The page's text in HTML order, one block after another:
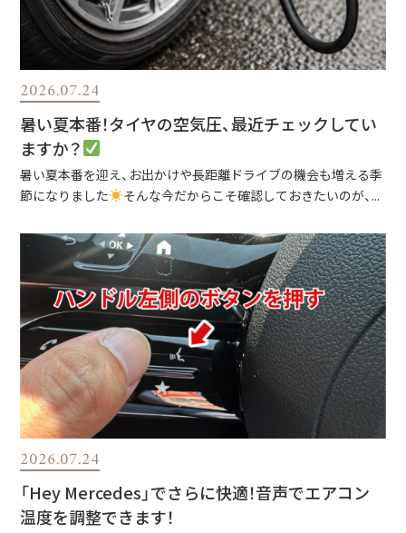
2026.07.24
暑い夏本番！タイヤの空気圧、最近チェックしてい
ますか？
暑い夏本番を迎え、お出かけや長距離ドライブの機会も増える季
節になりました
そんな今だからこそ確認しておきたいのが、...
2026.07.24
「Hey Mercedes」でさらに快適！音声でエアコン
温度を調整できます！